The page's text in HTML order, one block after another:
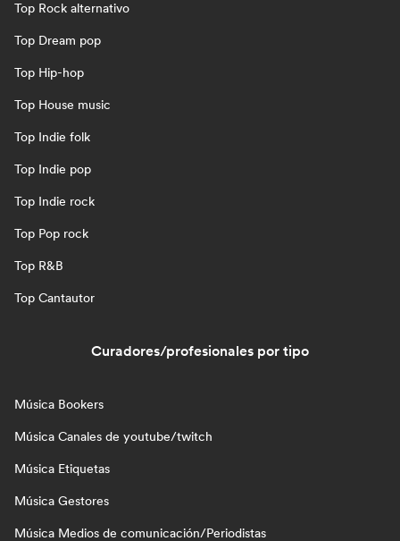
Top Rock alternativo
Top Dream pop
Top Hip-hop
Top House music
Top Indie folk
Top Indie pop
Top Indie rock
Top Pop rock
Top R&B
Top Cantautor
Curadores/profesionales por tipo
Música Bookers
Música Canales de youtube/twitch
Música Etiquetas
Música Gestores
Música Medios de comunicación/Periodistas